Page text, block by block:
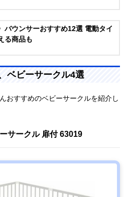
バウンサーおすすめ12選 電動タイ
る商品も
ベビーサークル4選
おすすめのベビーサークルを紹介し
サークル 扉付 63019